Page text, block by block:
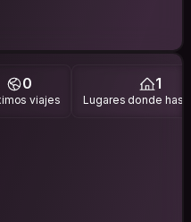
0
viajes
1
Lugares donde has